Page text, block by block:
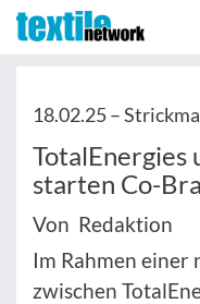
18.02.25 –
TotalEnergies
starten Co-
Von Redaktion
Im Rahmen einer
zwischen